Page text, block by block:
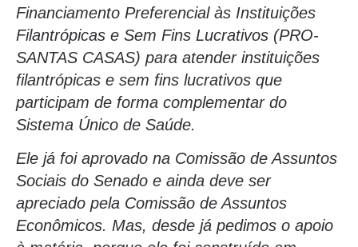
Financiamento Preferencial às Instituições
Filantrópicas e Sem Fins Lucrativos (PRO-
SANTAS CASAS) para atender instituições
filantrópicas e sem fins lucrativos que
participam de forma complementar do
Sistema Único de Saúde.
Ele já foi aprovado na Comissão de Assuntos
Sociais do Senado e ainda deve ser
apreciado pela Comissão de Assuntos
Econômicos. Mas, desde já pedimos o apoio